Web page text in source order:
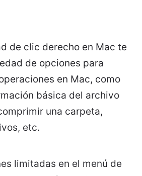
de clic derecho en Mac te
de opciones para
en Mac, como
básica del archivo
una carpeta,
etc.
limitadas en el menú de